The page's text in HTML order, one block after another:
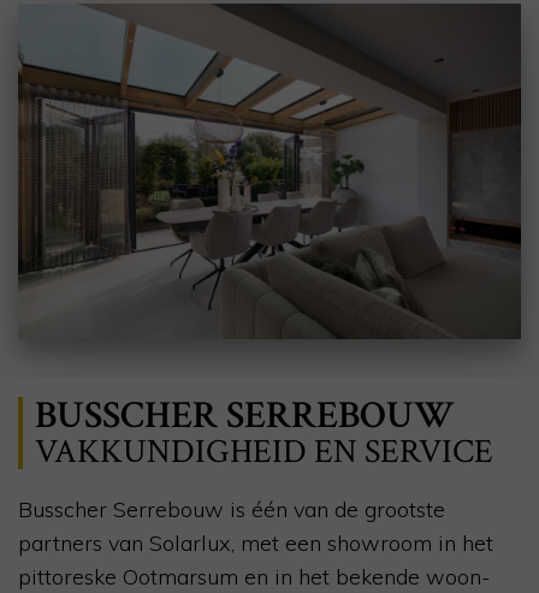
BUSSCHER SERREBOUW
VAKKUNDIGHEID EN SERVICE
Busscher Serrebouw is één van de grootste
partners van Solarlux, met een showroom in het
pittoreske Ootmarsum en in het bekende woon-